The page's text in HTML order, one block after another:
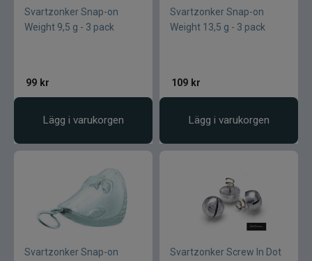
Svartzonker Snap-on
Weight 9,5 g - 3 pack
99 kr
Lägg i varukorgen
Svartzonker Snap-on
Weight 13,5 g - 3 pack
109 kr
Lägg i varukorgen
Svartzonker Snap-on
Svartzonker Screw In Dot